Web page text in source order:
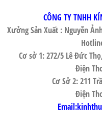
CÔNG TY TNHH
Xưởng Sản Xuất : Nguyễn
Cơ sở 1: 272/5 Lê Đức
Điện
Cơ Sở 2: 211
Điện